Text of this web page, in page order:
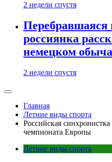
2 недели спустя
россиянка
немецком
2 недели спустя
Главная
Летние виды спорта
Российская
чемпионата Европы
Летние виды спорта